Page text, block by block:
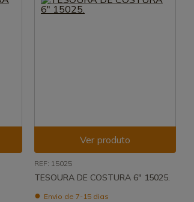
Ver produto
REF: 15025
TESOURA DE COSTURA 6" 15025.
Envio de 7-15 dias